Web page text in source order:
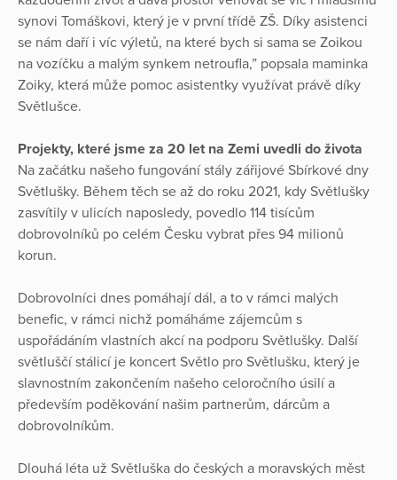
synovi Tomáškovi, který je v první třídě ZŠ. Díky asistenci
se nám daří i víc výletů, na které bych si sama se Zoikou
na vozíčku a malým synkem netroufla,” popsala maminka
Zoiky, která může pomoc asistentky využívat právě díky
Světlušce.
Projekty, které jsme za 20 let na Zemi uvedli do života
Na začátku našeho fungování stály zářijové Sbírkové dny
Světlušky. Během těch se až do roku 2021, kdy Světlušky
zasvítily v ulicích naposledy, povedlo 114 tisícům
dobrovolníků po celém Česku vybrat přes 94 milionů
korun.
Dobrovolníci dnes pomáhají dál, a to v rámci malých
benefic, v rámci nichž pomáháme zájemcům s
uspořádáním vlastních akcí na podporu Světlušky. Další
světluščí stálicí je koncert Světlo pro Světlušku, který je
slavnostním zakončením našeho celoročního úsilí a
především poděkování našim partnerům, dárcům a
dobrovolníkům.
Dlouhá léta už Světluška do českých a moravských měst